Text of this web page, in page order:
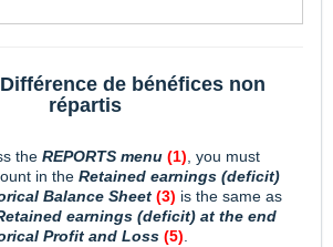
de bénéfices non
répartis
the REPORTS menu (1), you must
in the Retained earnings (deficit)
Balance Sheet (3) is the same as
earnings (deficit) at the end
Profit and Loss (5).